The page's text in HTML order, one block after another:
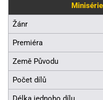
Žánr
Premiéra
Země Původu
Počet dílů